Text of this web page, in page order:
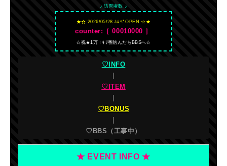
♪ 訪問者数 ♪
★☆ 2026/05/28 ﾎﾑﾍﾟOPEN ☆★
counter:［ 00010000 ］
☆祝★1万！ｷﾘ番踏んだらBBSへ☆
♡INFO
|
♡ITEM
|
♡BONUS
|
♡BBS（工事中）
★ EVENT INFO ★